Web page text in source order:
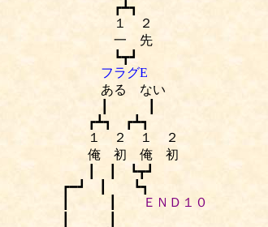
┏┻┓
１ ２
一 先
┗┳┛
フラグΕ
ある ない
┏┻┓ ┏┻┓
１ ２ １ ２
俺 初 俺 初
┃ ┃ ┗┳┛
┏━┛ ┃ ┗┓
ＥＮＤ１０